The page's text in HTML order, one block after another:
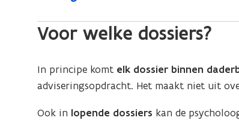
Voor welke dossiers?
In principe komt elk dossier binnen
adviseringsopdracht. Het maakt niet uit
Ook in lopende dossiers kan de